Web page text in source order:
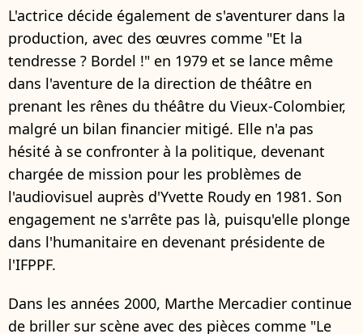
L'actrice décide également de s'aventurer dans la
production, avec des œuvres comme "Et la
tendresse ? Bordel !" en 1979 et se lance même
dans l'aventure de la direction de théâtre en
prenant les rênes du théâtre du Vieux-Colombier,
malgré un bilan financier mitigé. Elle n'a pas
hésité à se confronter à la politique, devenant
chargée de mission pour les problèmes de
l'audiovisuel auprès d'Yvette Roudy en 1981. Son
engagement ne s'arrête pas là, puisqu'elle plonge
dans l'humanitaire en devenant présidente de
l'IFPPF.
Dans les années 2000, Marthe Mercadier continue
de briller sur scène avec des pièces comme "Le